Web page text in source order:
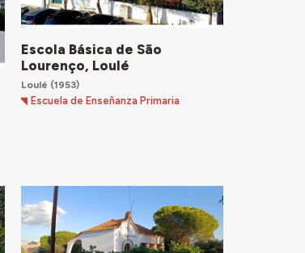
Escola Básica de São
Lourenço, Loulé
Loulé (1953)
Escuela de Enseñanza Primaria